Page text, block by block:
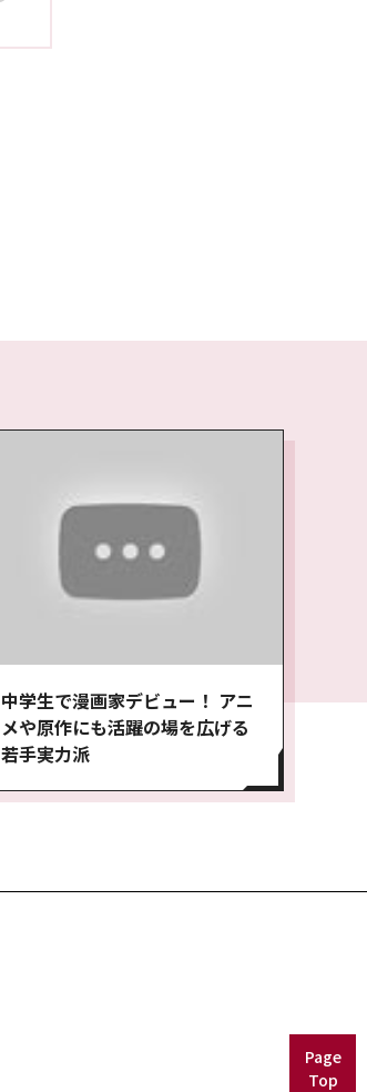
中学生で漫画家デビュー！ アニ
メや原作にも活躍の場を広げる
若手実力派
Page
Top